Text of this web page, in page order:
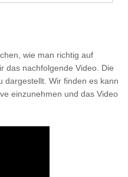
wie man richtig auf
das nachfolgende Video. Die
dargestellt. Wir finden es kann
einzunehmen und das Video